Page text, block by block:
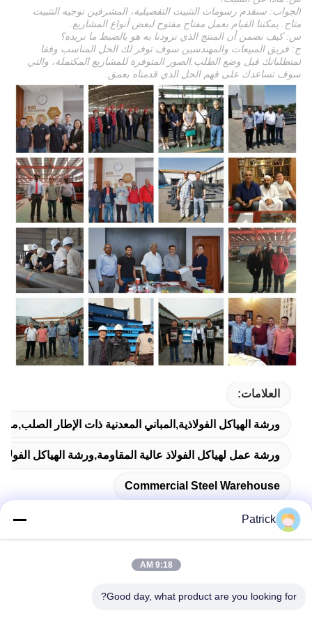
الجواب: سنقدم رسومات التثبيت التفصيلية، المشرفين توجيه التثبيت
متاح. يمكننا القيام بعمل مفتاح مفتوح لبعض أنواع المشاريع.
س: كيف نضمن أن المنتج الذي تزودنا به هو بالضبط ما نريده؟
ج: فريق المبيعات والمهندسين سوف توفر لك الحل المناسب وفقا
لمتطلباتك قبل وضع الطلب.الصور المتوفرة للمشاريع المكتملة، والتي
سوف تساعدك على فهم الحل الذي قدمناه بعمق.
العلامات:
ورشة الهياكل الفولاذية,المباني المعدنية ذات الإطار
ورشة عمل لهياكل الفولاذ عالية المقاومة,ورشة الهياكل
Commercial Steel Warehouse
العنوان
Patrick
9:18 AM
Good day, what product are you looking for?